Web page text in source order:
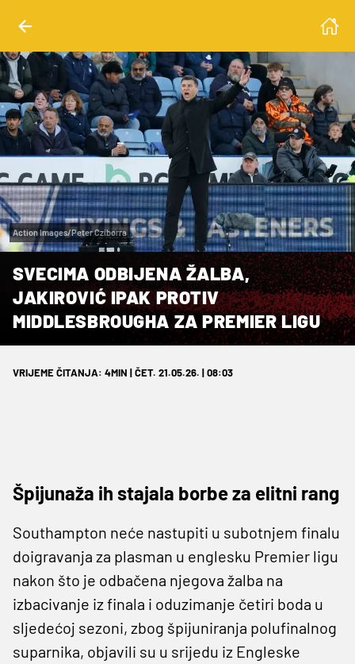
Action Images/Peter Cziborra
SVECIMA ODBIJENA ŽALBA,
JAKIROVIĆ IPAK PROTIV
MIDDLESBROUGHA ZA PREMIER LIGU
VRIJEME ČITANJA: 4MIN | ČET. 21.05.26. | 08:03
Špijunaža ih stajala borbe za elitni rang
Southampton neće nastupiti u subotnjem finalu
doigravanja za plasman u englesku Premier ligu
nakon što je odbačena njegova žalba na
izbacivanje iz finala i oduzimanje četiri boda u
sljedećoj sezoni, zbog špijuniranja polufinalnog
suparnika, objavili su u srijedu iz Engleske